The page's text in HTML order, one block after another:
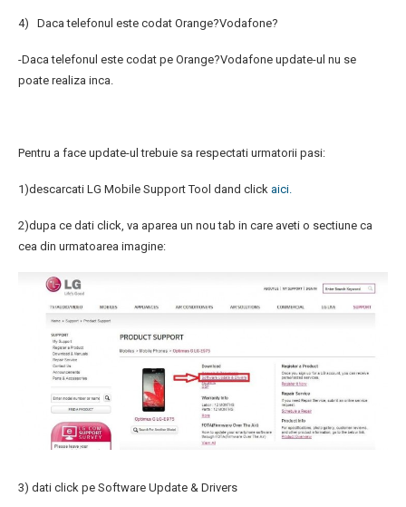
4) Daca telefonul este codat Orange?Vodafone?
-Daca telefonul este codat pe Orange?Vodafone update-ul nu se
poate realiza inca.
Pentru a face update-ul trebuie sa respectati urmatorii pasi:
1)descarcati LG Mobile Support Tool dand click aici.
2)dupa ce dati click, va aparea un nou tab in care aveti o sectiune ca
cea din urmatoarea imagine:
3) dati click pe Software Update & Drivers